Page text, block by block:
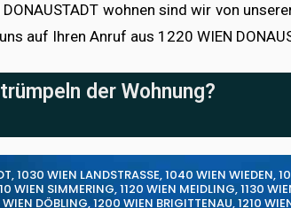
wohnen sind wir von
auf Ihren Anruf aus 1220 WIEN
der Wohnung?
,1030 WIEN LANDSTRASSE,1040 WIEN WIEDEN,
WIEN SIMMERING,1120 WIEN MEIDLING,1130
WIEN DÖBLING,1200 WIEN BRIGITTENAU,1210